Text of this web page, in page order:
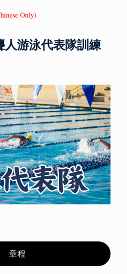
Only)
人游泳代表隊訓練
章程